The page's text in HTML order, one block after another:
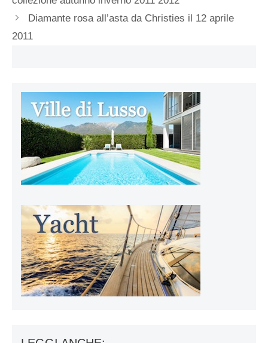
Diamante rosa all’asta da Christies il 12 aprile
2011